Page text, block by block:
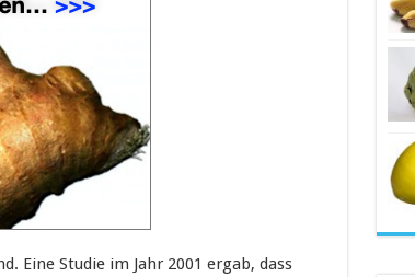
Eine Studie im Jahr 2001 ergab, dass